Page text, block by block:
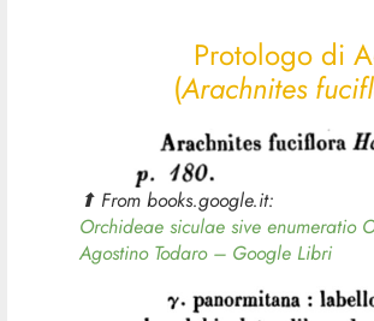
Protologo di
(Arachnites
⬆︎ From books.google.it:
Orchideae siculae sive enumeratio
Agostino Todaro – Google Libri